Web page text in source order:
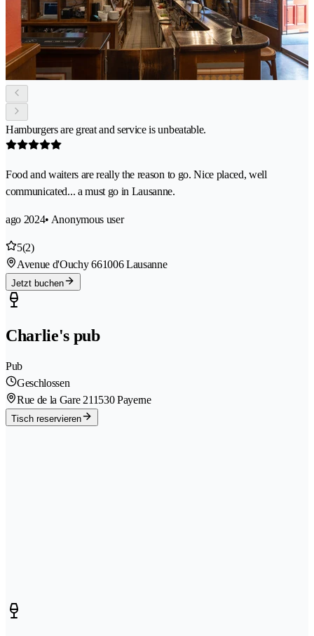
Hamburgers are great and service is unbeatable.
Food and waiters are really the reason to go. Nice placed, well
communicated... a must go in Lausanne.
ago 2024• Anonymous user
5(2)
Avenue d'Ouchy 661006 Lausanne
Jetzt buchen
Charlie's pub
Pub
Geschlossen
Rue de la Gare 211530 Payerne
Tisch reservieren